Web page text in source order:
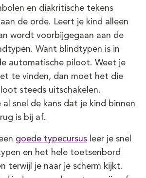
en diakritische tekens
de orde. Leert je kind alleen
wordt voorbijgegaan aan de
Want blindtypen is in
automatische piloot. Weet je
te vinden, dan moet het die
steeds uitschakelen.
snel de kans dat je kind binnen
is bij af.
goede typecursus leer je snel
en het hele toetsenbord
terwijl je naar je scherm kijkt.